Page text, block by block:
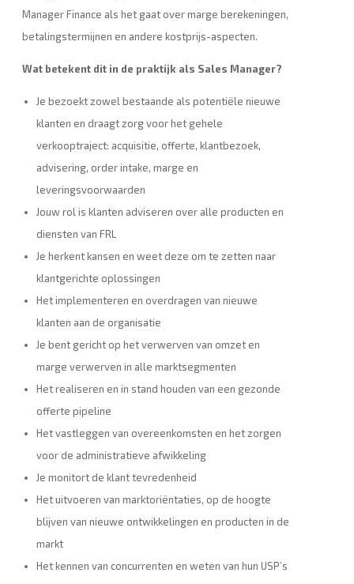
Manager Finance als het gaat over marge berekeningen,
betalingstermijnen en andere kostprijs-aspecten.
Wat betekent dit in de praktijk als Sales Manager?
Je bezoekt zowel bestaande als potentiële nieuwe
klanten en draagt zorg voor het gehele
verkooptraject: acquisitie, offerte, klantbezoek,
advisering, order intake, marge en
leveringsvoorwaarden
Jouw rol is klanten adviseren over alle producten en
diensten van FRL
Je herkent kansen en weet deze om te zetten naar
klantgerichte oplossingen
Het implementeren en overdragen van nieuwe
klanten aan de organisatie
Je bent gericht op het verwerven van omzet en
marge verwerven in alle marktsegmenten
Het realiseren en in stand houden van een gezonde
offerte pipeline
Het vastleggen van overeenkomsten en het zorgen
voor de administratieve afwikkeling
Je monitort de klant tevredenheid
Het uitvoeren van marktoriëntaties, op de hoogte
blijven van nieuwe ontwikkelingen en producten in de
markt
Het kennen van concurrenten en weten van hun USP’s